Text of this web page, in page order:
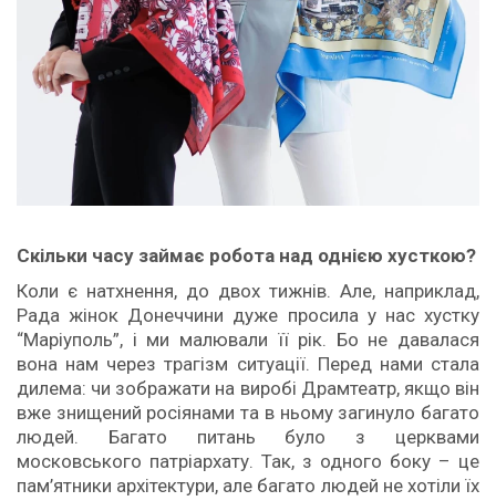
Скільки часу займає робота над однією хусткою?
Коли є натхнення, до двох тижнів. Але, наприклад,
Рада жінок Донеччини дуже просила у нас хустку
“Маріуполь”, і ми малювали її рік. Бо не давалася
вона нам через трагізм ситуації. Перед нами стала
дилема: чи зображати на виробі Драмтеатр, якщо він
вже знищений росіянами та в ньому загинуло багато
людей. Багато питань було з церквами
московського патріархату. Так, з одного боку – це
пам’ятники архітектури, але багато людей не хотіли їх